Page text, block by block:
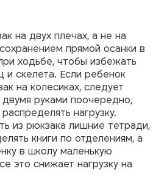
на двух плечах, а не на
прямой осанки в
ходьбе, чтобы избежать
скелета. Если ребенок
на колесиках, следует
двумя руками поочередно,
нагрузку.
из рюкзака лишние тетради,
книги по отделениям, а
в школу маленькую
это снижает нагрузку на